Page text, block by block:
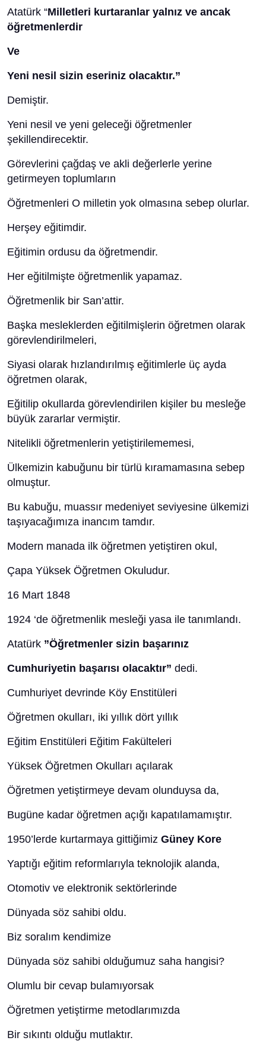
Atatürk “Milletleri kurtaranlar yalnız ve ancak
öğretmenlerdir
Ve
Yeni nesil sizin eseriniz olacaktır.”
Demiştir.
Yeni nesil ve yeni geleceği öğretmenler
şekillendirecektir.
Görevlerini çağdaş ve akli değerlerle yerine
getirmeyen toplumların
Öğretmenleri O milletin yok olmasına sebep olurlar.
Herşey eğitimdir.
Eğitimin ordusu da öğretmendir.
Her eğitilmişte öğretmenlik yapamaz.
Öğretmenlik bir San’attir.
Başka mesleklerden eğitilmişlerin öğretmen olarak
görevlendirilmeleri,
Siyasi olarak hızlandırılmış eğitimlerle üç ayda
öğretmen olarak,
Eğitilip okullarda görevlendirilen kişiler bu mesleğe
büyük zararlar vermiştir.
Nitelikli öğretmenlerin yetiştirilememesi,
Ülkemizin kabuğunu bir türlü kıramamasına sebep
olmuştur.
Bu kabuğu, muassır medeniyet seviyesine ülkemizi
taşıyacağımıza inancım tamdır.
Modern manada ilk öğretmen yetiştiren okul,
Çapa Yüksek Öğretmen Okuludur.
16 Mart 1848
1924 ‘de öğretmenlik mesleği yasa ile tanımlandı.
Atatürk ”Öğretmenler sizin başarınız
Cumhuriyetin başarısı olacaktır” dedi.
Cumhuriyet devrinde Köy Enstitüleri
Öğretmen okulları, iki yıllık dört yıllık
Eğitim Enstitüleri Eğitim Fakülteleri
Yüksek Öğretmen Okulları açılarak
Öğretmen yetiştirmeye devam olunduysa da,
Bugüne kadar öğretmen açığı kapatılamamıştır.
1950’lerde kurtarmaya gittiğimiz Güney Kore
Yaptığı eğitim reformlarıyla teknolojik alanda,
Otomotiv ve elektronik sektörlerinde
Dünyada söz sahibi oldu.
Biz soralım kendimize
Dünyada söz sahibi olduğumuz saha hangisi?
Olumlu bir cevap bulamıyorsak
Öğretmen yetiştirme metodlarımızda
Bir sıkıntı olduğu mutlaktır.